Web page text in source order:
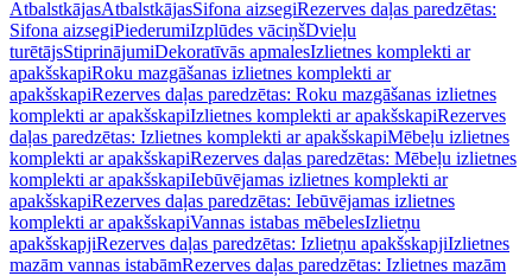
AtbalstkājasAtbalstkājasSifona aizsegiRezerves daļas paredzētas:
Sifona aizsegiPiederumiIzplūdes vāciņšDvieļu
turētājsStiprinājumiDekoratīvās apmalesIzlietnes komplekti ar
apakšskapiRoku mazgāšanas izlietnes komplekti ar
apakšskapiRezerves daļas paredzētas: Roku mazgāšanas izlietnes
komplekti ar apakšskapiIzlietnes komplekti ar apakšskapiRezerves
daļas paredzētas: Izlietnes komplekti ar apakšskapiMēbeļu izlietnes
komplekti ar apakšskapiRezerves daļas paredzētas: Mēbeļu izlietnes
komplekti ar apakšskapiIebūvējamas izlietnes komplekti ar
apakšskapiRezerves daļas paredzētas: Iebūvējamas izlietnes
komplekti ar apakšskapiVannas istabas mēbelesIzlietņu
apakšskapjiRezerves daļas paredzētas: Izlietņu apakšskapjiIzlietnes
mazām vannas istabāmRezerves daļas paredzētas: Izlietnes mazām